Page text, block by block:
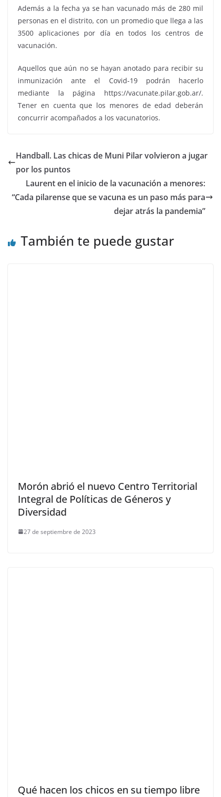
Además a la fecha ya se han vacunado más de 280 mil
personas en el distrito, con un promedio que llega a las
3500 aplicaciones por día en todos los centros de
vacunación.
Aquellos que aún no se hayan anotado para recibir su
inmunización ante el Covid-19 podrán hacerlo
mediante la página https://vacunate.pilar.gob.ar/.
Tener en cuenta que los menores de edad deberán
concurrir acompañados a los vacunatorios.
Handball. Las chicas de Muni Pilar volvieron a jugar
por los puntos
Laurent en el inicio de la vacunación a menores:
“Cada pilarense que se vacuna es un paso más para
dejar atrás la pandemia”
También te puede gustar
Morón abrió el nuevo Centro Territorial
Integral de Políticas de Géneros y
Diversidad
27 de septiembre de 2023
Qué hacen los chicos en su tiempo libre